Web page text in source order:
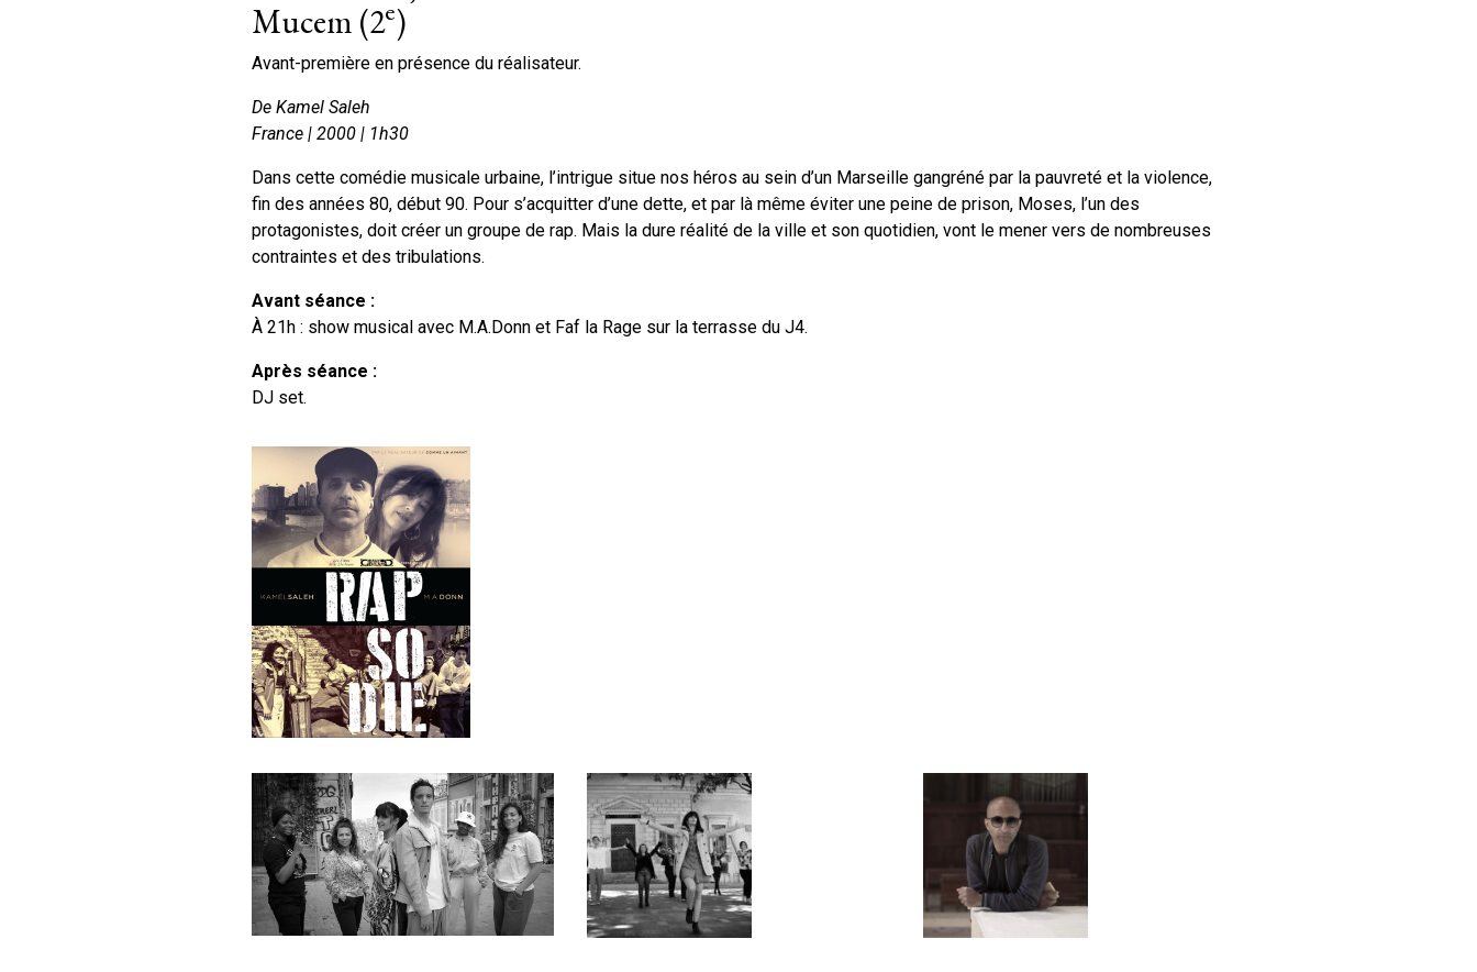
Mucem (2e)
Avant-première en présence du réalisateur.
De Kamel Saleh
France | 2000 | 1h30
Dans cette comédie musicale urbaine, l’intrigue situe nos héros au sein d’un Marseille gangréné par la pauvreté et la violence,
fin des années 80, début 90. Pour s’acquitter d’une dette, et par là même éviter une peine de prison, Moses, l’un des
protagonistes, doit créer un groupe de rap. Mais la dure réalité de la ville et son quotidien, vont le mener vers de nombreuses
contraintes et des tribulations.
Avant séance :
À 21h : show musical avec M.A.Donn et Faf la Rage sur la terrasse du J4.
Après séance :
DJ set.